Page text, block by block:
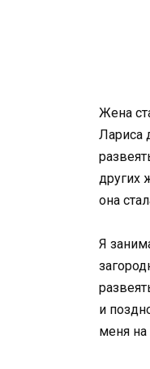
Жена
Лариса
других
она
Я
и
меня на